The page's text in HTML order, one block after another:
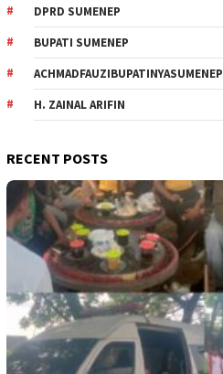
DPRD SUMENEP
BUPATI SUMENEP
ACHMADFAUZIBUPATINYASUMENEP
H. ZAINAL ARIFIN
RECENT POSTS